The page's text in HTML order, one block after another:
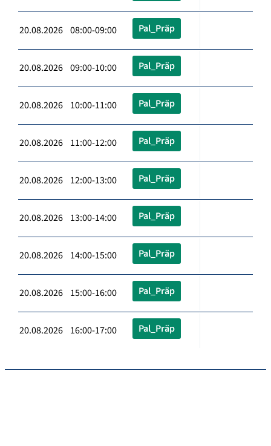
20.08.2026 08:00-09:00 Pal_Präp
20.08.2026 09:00-10:00 Pal_Präp
20.08.2026 10:00-11:00 Pal_Präp
20.08.2026 11:00-12:00 Pal_Präp
20.08.2026 12:00-13:00 Pal_Präp
20.08.2026 13:00-14:00 Pal_Präp
20.08.2026 14:00-15:00 Pal_Präp
20.08.2026 15:00-16:00 Pal_Präp
20.08.2026 16:00-17:00 Pal_Präp